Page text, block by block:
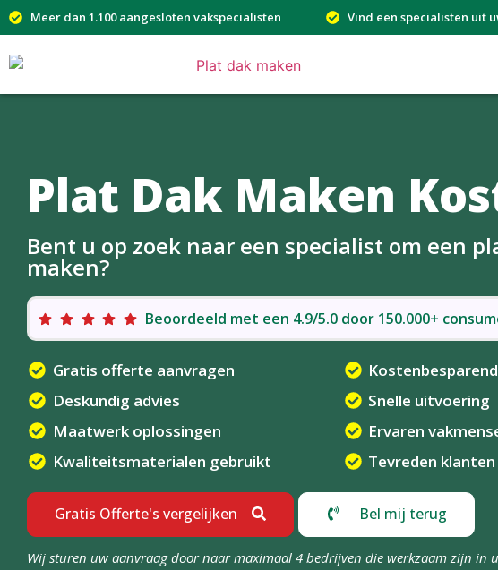
Meer dan 1.100 aangesloten vakspecialisten Vind een specialisten uit
Plat Dak Maken
Bent u op zoek naar een specialist om een
maken?
Beoordeeld met een 4.9/5.0 door 150.000+
Gratis offerte aanvragen
Deskundig advies
Maatwerk oplossingen
Kwaliteitsmaterialen gebruikt
Kostenbesparend
Snelle uitvoering
Ervaren
Tevreden klanten
Gratis Offerte's vergelijken Bel mij terug
Wij sturen uw aanvraag door naar maximaal 4 bedrijven die werkzaam zijn in